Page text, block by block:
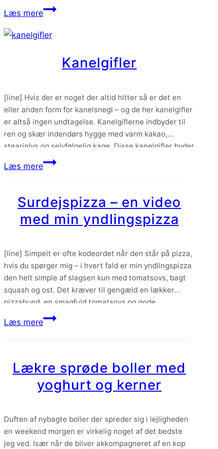
både som tilbehør med masser af smør eller brugt
dem…
Læs mereFlutes
surdej
Kanelgifler
[line] Hvis der er noget der altid hitter så er det en
eller anden form for kanelsnegl – og de her kanelgifler
er altså ingen undtagelse. Kanelgiflerne indbyder til
ren og skær indendørs hygge med varm kakao,
stearinlys og selvfølgelig kage. Disse kanelgifler byder
på en lækker blød og smørfyldt dej rullet sammen med
en…
Læs mereKanelgifler
Surdejspizza – en video
med min yndlingspizza
[line] Simpelt er ofte kodeordet når den står på pizza,
hvis du spørger mig – i hvert fald er min yndlingspizza
den helt simple af slagsen kun med tomatsovs, bagt
squash og ost. Det kræver til gengæld en lækker
pizzabund, en smagfuld tomatsovs og gode
ingredienser – men så er det altså også en af…
Læs mereSurdejspizza
med
min
Lækre sprøde boller med
yoghurt og kerner
Duften af nybagte boller der spreder sig i lejligheden
en weekend morgen er virkelig noget af det bedste
jeg ved. Især når de bliver akkompagneret af en kop